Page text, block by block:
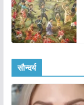
सौन्दर्य